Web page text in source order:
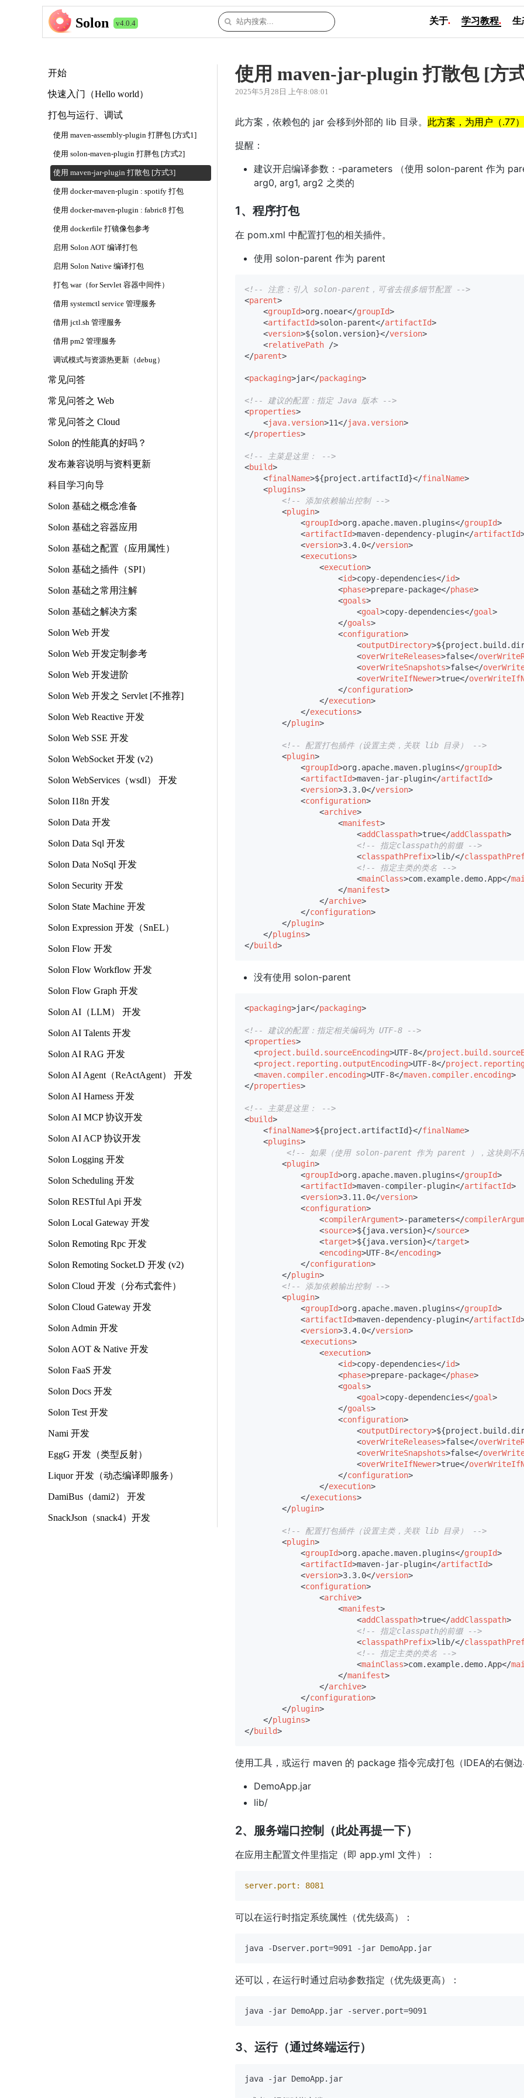
Solon v4.0.4 关于. 学习教程. 生
开始
快速入门（Hello world）
打包与运行、调试
使用 maven-assembly-plugin 打胖包 [方式1]
使用 solon-maven-plugin 打胖包 [方式2]
使用 maven-jar-plugin 打散包 [方式3]
使用 docker-maven-plugin : spotify 打包
使用 docker-maven-plugin : fabric8 打包
使用 dockerfile 打镜像包参考
启用 Solon AOT 编译打包
启用 Solon Native 编译打包
打包 war（for Servlet 容器中间件）
借用 systemctl service 管理服务
借用 jctl.sh 管理服务
借用 pm2 管理服务
调试模式与资源热更新（debug）
常见问答
常见问答之 Web
常见问答之 Cloud
Solon 的性能真的好吗？
发布兼容说明与资料更新
科目学习向导
Solon 基础之概念准备
Solon 基础之容器应用
Solon 基础之配置（应用属性）
Solon 基础之插件（SPI）
Solon 基础之常用注解
Solon 基础之解决方案
Solon Web 开发
Solon Web 开发定制参考
Solon Web 开发进阶
Solon Web 开发之 Servlet [不推荐]
Solon Web Reactive 开发
Solon Web SSE 开发
Solon WebSocket 开发 (v2)
Solon WebServices（wsdl） 开发
Solon I18n 开发
Solon Data 开发
Solon Data Sql 开发
Solon Data NoSql 开发
Solon Security 开发
Solon State Machine 开发
Solon Expression 开发（SnEL）
Solon Flow 开发
Solon Flow Workflow 开发
Solon Flow Graph 开发
Solon AI（LLM） 开发
Solon AI Talents 开发
Solon AI RAG 开发
Solon AI Agent（ReActAgent） 开发
Solon AI Harness 开发
Solon AI MCP 协议开发
Solon AI ACP 协议开发
Solon Logging 开发
Solon Scheduling 开发
Solon RESTful Api 开发
Solon Local Gateway 开发
Solon Remoting Rpc 开发
Solon Remoting Socket.D 开发 (v2)
Solon Cloud 开发（分布式套件）
Solon Cloud Gateway 开发
Solon Admin 开发
Solon AOT & Native 开发
Solon FaaS 开发
Solon Docs 开发
Solon Test 开发
Nami 开发
EggG 开发（类型反射）
Liquor 开发（动态编译即服务）
DamiBus（dami2） 开发
SnackJson（snack4）开发
使用 maven-jar-plugin 打散包 [方
2025年5月28日 上午8:08:01
此方案，依赖包的 jar 会移到外部的 lib 目录。 此方案，为用户（.77
提醒：
建议开启编译参数：-parameters （使用 solon-parent 作为
arg0, arg1, arg2 之类的
1、程序打包
在 pom.xml 中配置打包的相关插件。
使用 solon-parent 作为 parent
<!-- 注意：引入 solon-parent，可省去很多细节配置 -->
<parent>
<groupId>org.noear</groupId>
<artifactId>solon-parent</artifactId>
<version>${solon.version}</version>
<relativePath />
</parent>
<packaging>jar</packaging>
<!-- 建议的配置：指定 Java 版本 -->
<properties>
<java.version>11</java.version>
</properties>
<!-- 主菜是这里： -->
<build>
<finalName>${project.artifactId}</finalName>
<plugins>
<!-- 添加依赖输出控制 -->
<plugin>
<groupId>org.apache.maven.plugins</groupId>
<artifactId>maven-dependency-plugin</artifactId
<version>3.4.0</version>
<executions>
<execution>
<id>copy-dependencies</id>
<phase>prepare-package</phase>
<goals>
<goal>copy-dependencies</goal>
</goals>
<configuration>
<outputDirectory>
<overWriteReleases>false</
<overWriteSnapshots>false</
<overWriteIfNewer>true</
</configuration>
</execution>
</executions>
</plugin>
<!-- 配置打包插件（设置主类，关联 lib 目录） -->
<plugin>
<groupId>org.apache.maven.plugins</groupId>
<artifactId>maven-jar-plugin</artifactId>
<version>3.3.0</version>
<configuration>
<archive>
<manifest>
<addClasspath>true</addClasspath>
<!-- 指定classpath的前缀 -->
<classpathPrefix>lib/</
<!-- 指定主类的类名 -->
<mainClass>com.example.demo.App</
</manifest>
</archive>
</configuration>
</plugin>
</plugins>
</build>
没有使用 solon-parent
<packaging>jar</packaging>
<!-- 建议的配置：指定相关编码为 UTF-8 -->
<properties>
<project.build.sourceEncoding>UTF-8</
<project.reporting.outputEncoding>UTF-8</
<maven.compiler.encoding>UTF-8</maven.compiler.encoding>
</properties>
<!-- 主菜是这里： -->
<build>
<finalName>${project.artifactId}</finalName>
<plugins>
<!-- 如果（使用 solon-parent 作为 parent ），这块则不
<plugin>
<groupId>org.apache.maven.plugins</groupId>
<artifactId>maven-compiler-plugin</artifactId>
<version>3.11.0</version>
<configuration>
<compilerArgument>-parameters</
<source>${java.version}</source>
<target>${java.version}</target>
<encoding>UTF-8</encoding>
</configuration>
</plugin>
<!-- 添加依赖输出控制 -->
<plugin>
<groupId>org.apache.maven.plugins</groupId>
<artifactId>maven-dependency-plugin</artifactId
<version>3.4.0</version>
<executions>
<execution>
<id>copy-dependencies</id>
<phase>prepare-package</phase>
<goals>
<goal>copy-dependencies</goal>
</goals>
<configuration>
<outputDirectory>
<overWriteReleases>false</
<overWriteSnapshots>false</
<overWriteIfNewer>true</
</configuration>
</execution>
</executions>
</plugin>
<!-- 配置打包插件（设置主类，关联 lib 目录） -->
<plugin>
<groupId>org.apache.maven.plugins</groupId>
<artifactId>maven-jar-plugin</artifactId>
<version>3.3.0</version>
<configuration>
<archive>
<manifest>
<addClasspath>true</addClasspath>
<!-- 指定classpath的前缀 -->
<classpathPrefix>lib/</
<!-- 指定主类的类名 -->
<mainClass>com.example.demo.App</
</manifest>
</archive>
</configuration>
</plugin>
</plugins>
</build>
使用工具，或运行 maven 的 package 指令完成打包（IDEA的右侧
DemoApp.jar
lib/
2、服务端口控制（此处再提一下）
在应用主配置文件里指定（即 app.yml 文件）：
server.port: 8081
可以在运行时指定系统属性（优先级高）：
还可以，在运行时通过启动参数指定（优先级更高）：
3、运行（通过终端运行）